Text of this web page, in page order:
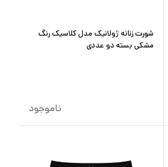
شورت زنانه ژولانیک مدل کلاسیک رنگ
مشکی بسته دو عددی
ناموجود